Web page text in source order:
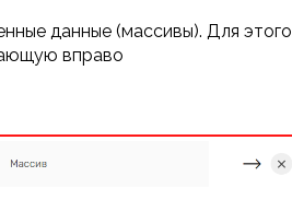
данные (массивы). Для этого
вправо